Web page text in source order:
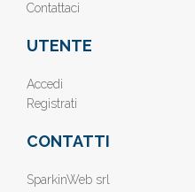
Contattaci
UTENTE
Accedi
Registrati
CONTATTI
SparkinWeb srl